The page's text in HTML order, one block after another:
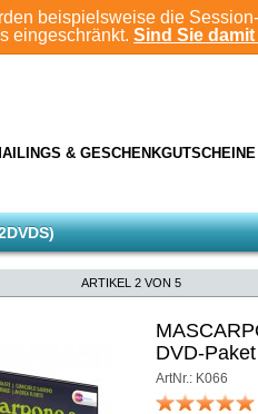
beispielsweise die
eingeschränkt. Sind Sie
& GESCHENKGUTSCHEINE
ARTIKEL 2 VON 5
DVD-
ArtNr.: K066